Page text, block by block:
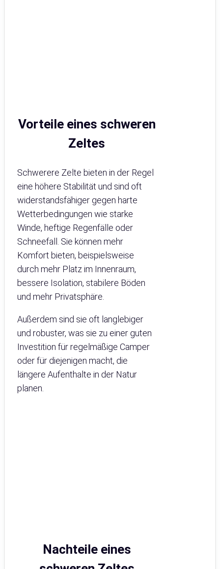
Vorteile eines schweren
Zeltes
Schwerere Zelte bieten in der Regel
eine höhere Stabilität und sind oft
widerstandsfähiger gegen harte
Wetterbedingungen wie starke
Winde, heftige Regenfälle oder
Schneefall. Sie können mehr
Komfort bieten, beispielsweise
durch mehr Platz im Innenraum,
bessere Isolation, stabilere Böden
und mehr Privatsphäre.
Außerdem sind sie oft langlebiger
und robuster, was sie zu einer guten
Investition für regelmäßige Camper
oder für diejenigen macht, die
längere Aufenthalte in der Natur
planen.
Nachteile eines